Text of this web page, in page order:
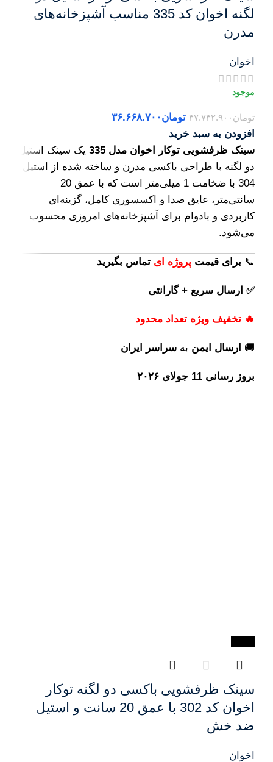
لگنه اخوان کد 335 مناسب آشپزخانه‌های
مدرن
اخوان
تومان۴۷.۷۴۲.۹۰۰ تومان۳۶.۶۶۸.۷۰۰
افزودن به سبد خرید
سینک ظرفشویی توکار اخوان مدل 335
یک سینک استیل
دو لگنه با طراحی باکسی مدرن و ساخته شده از استیل
304 با ضخامت 1 میلی‌متر است که با عمق 20
سانتی‌متر، عایق صدا و اکسسوری کامل، گزینه‌ای
کاربردی و بادوام برای آشپزخانه‌های امروزی محسوب
می‌شود.
📞 برای قیمت پروژه ای تماس بگیرید
✅ ارسال سریع + گارانتی
🔥 تخفیف ویژه تعداد محدود
🚚 ارسال ایمن به سراسر ایران
بروز رسانی 11 جولای ۲۰۲۶
سینک ظرفشویی باکسی دو لگنه توکار
اخوان کد 302 با عمق 20 سانت و استیل
ضد خش
اخوان